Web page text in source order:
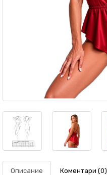
Описание Коментари (0)